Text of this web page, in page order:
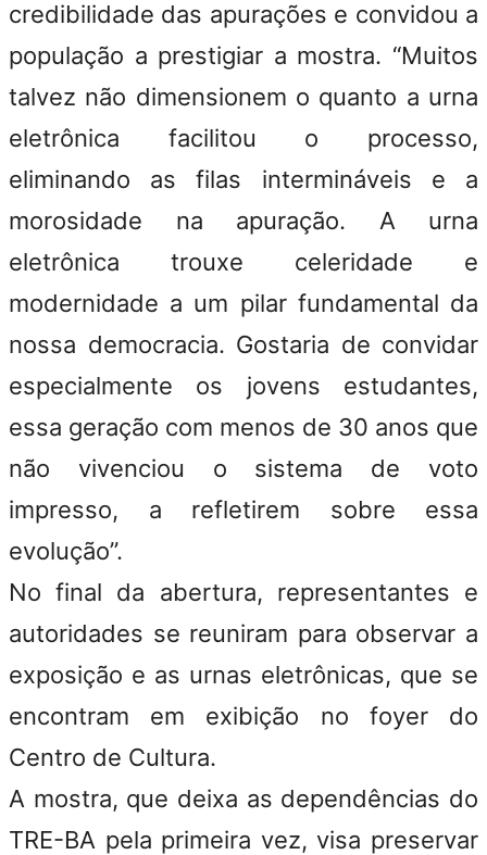
credibilidade das apurações e convidou a
população a prestigiar a mostra. “Muitos
talvez não dimensionem o quanto a urna
eletrônica facilitou o processo,
eliminando as filas intermináveis e a
morosidade na apuração. A urna
eletrônica trouxe celeridade e
modernidade a um pilar fundamental da
nossa democracia. Gostaria de convidar
especialmente os jovens estudantes,
essa geração com menos de 30 anos que
não vivenciou o sistema de voto
impresso, a refletirem sobre essa
evolução”.
No final da abertura, representantes e
autoridades se reuniram para observar a
exposição e as urnas eletrônicas, que se
encontram em exibição no foyer do
Centro de Cultura.
A mostra, que deixa as dependências do
TRE-BA pela primeira vez, visa preservar